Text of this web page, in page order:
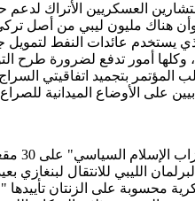
العسكريين الأتراك لدعم
وأن هناك مليون ليبي من أصل
يستخدم عائدات النفط لتمويل
منذ أيام معمر القذافي، وكلها أمور تدفع
2020م، لتحقيق السلام في ليبيا ؟ ولماذا لم يطالب
على الأوضاع الميدانية
الليبي للانتقال
على الزنتان تأييدها